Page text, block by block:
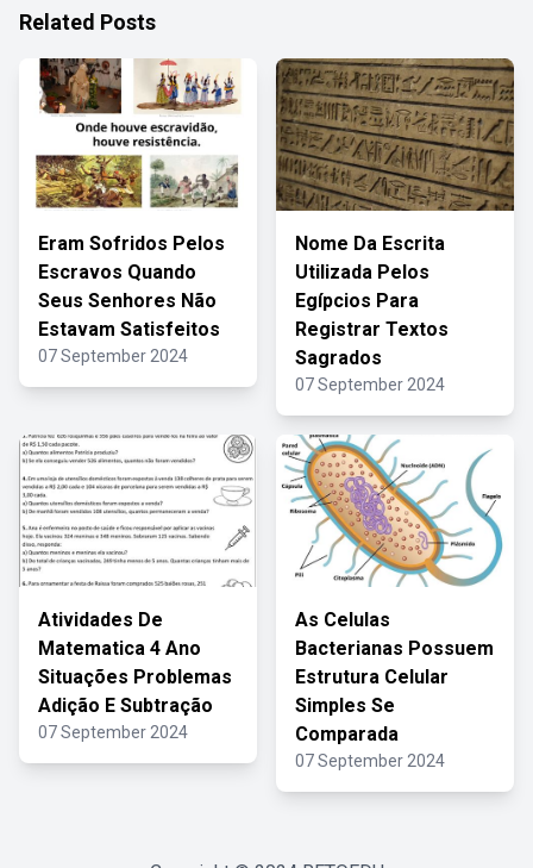
Related Posts
Eram Sofridos Pelos
Escravos Quando
Seus Senhores Não
Estavam Satisfeitos
07 September 2024
Nome Da Escrita
Utilizada Pelos
Egípcios Para
Registrar Textos
Sagrados
07 September 2024
Atividades De
Matematica 4 Ano
Situações Problemas
Adição E Subtração
07 September 2024
As Celulas
Bacterianas Possuem
Estrutura Celular
Simples Se
Comparada
07 September 2024